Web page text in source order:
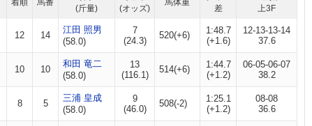
着順 馬番
(斤量)
(オッズ)
馬体重
差
上3F
12 14
江田 照男
(58.0)
7
(24.3)
520(+6)
1:48.7
(+1.6)
12-13-13-14
37.6
10 10
和田 竜二
(58.0)
13
(116.1)
514(+6)
1:44.7
(+1.2)
06-05-06-07
38.2
8 5
三浦 皇成
(58.0)
9
(46.0)
508(-2)
1:25.1
(+1.2)
08-08
36.6